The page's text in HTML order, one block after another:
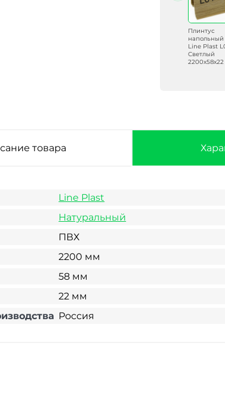
Плинтус
Line Plast
Светлый
товара
Line Plast
Натуральный
ПВХ
2200 мм
58 мм
22 мм
Россия